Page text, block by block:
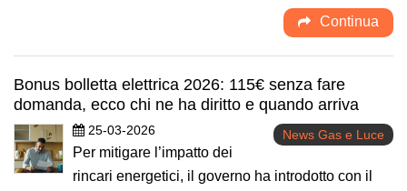
Continua
Bonus bolletta elettrica 2026: 115€ senza fare
domanda, ecco chi ne ha diritto e quando arriva
25-03-2026 News Gas e Luce
Per mitigare l’impatto dei
rincari energetici, il governo ha introdotto con il